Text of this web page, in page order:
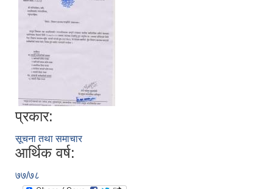
प्रकार:
सूचना तथा समाचार
आर्थिक वर्ष:
७७/७८